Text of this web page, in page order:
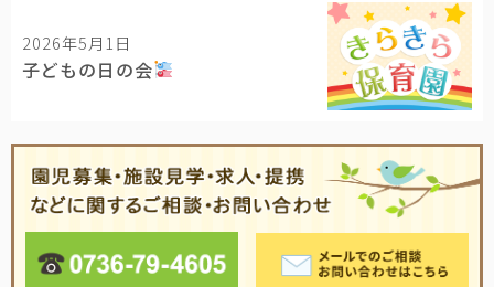
2026年5月1日
子どもの日の会